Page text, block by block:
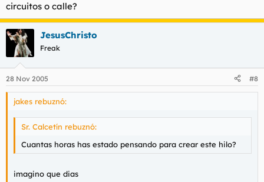
circuitos o calle?
JesusChristo
Freak
28 Nov 2005 #8
jakes rebuznó:
Sr. Calcetín rebuznó:
Cuantas horas has estado pensando para crear este hilo?
imagino que dias